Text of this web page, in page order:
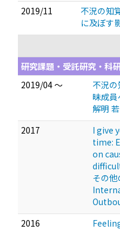
2019/11
不況の知
に及ぼす
研究課題・受託研究・科
2019/04 ～
不況
昧成員
解明
2017
I give
time:
on
その
2016